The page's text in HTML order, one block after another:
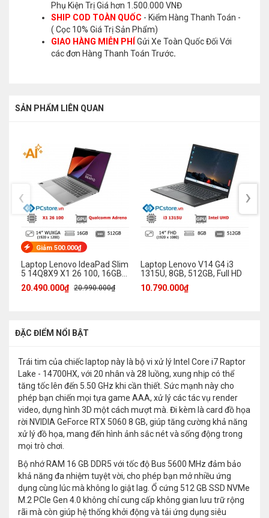
Phụ Kiện Trị Giá hơn 1.500.000 VNĐ
SHIP COD TOÀN QUỐC - Kiểm Hàng Thanh Toán -
( Cọc 10% Giá Trị Sản Phẩm)
GIAO HÀNG MIỄN PHÍ
Gửi Xe Toàn Quốc Đối Với
các đơn Hàng Thanh Toán Trước.
SẢN PHẨM LIÊN QUAN
Giảm 500.000₫
Laptop Lenovo IdeaPad Slim
5 14Q8X9 X1 26 100, 16GB,
512GB, WUXGA OLED
20.490.000₫ 20.990.000₫
Laptop Lenovo V14 G4 i3
1315U, 8GB, 512GB, Full HD
10.790.000₫
‹ ›
ĐẶC ĐIỂM NỔI BẬT
Trái tim của chiếc laptop này là bộ vi xử lý Intel Core i7 Raptor
Lake - 14700HX, với 20 nhân và 28 luồng, xung nhịp có thể
tăng tốc lên đến 5.50 GHz khi cần thiết. Sức mạnh này cho
phép bạn chiến mọi tựa game AAA, xử lý các tác vụ render
video, dựng hình 3D một cách mượt mà. Đi kèm là card đồ họa
rời NVIDIA GeForce RTX 5060 8 GB, giúp tăng cường khả năng
xử lý đồ họa, mang đến hình ảnh sắc nét và sống động trong
mọi trò chơi.
Bộ nhớ RAM 16 GB DDR5 với tốc độ Bus 5600 MHz đảm bảo
khả năng đa nhiệm tuyệt vời, cho phép bạn mở nhiều ứng
dụng cùng lúc mà không lo giật lag. Ổ cứng 512 GB SSD NVMe
M.2 PCIe Gen 4.0 không chỉ cung cấp không gian lưu trữ rộng
rãi mà còn giúp hệ thống khởi động và tải ứng dụng siêu